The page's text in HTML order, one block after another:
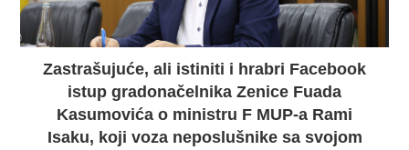
Zastrašujuće, ali istiniti i hrabri Facebook
istup gradonačelnika Zenice Fuada
Kasumovića o ministru F MUP-a Rami
Isaku, koji voza neposlušnike sa svojom